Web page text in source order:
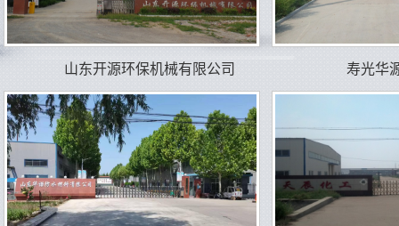
山东开源环保机械有限公司 寿光华